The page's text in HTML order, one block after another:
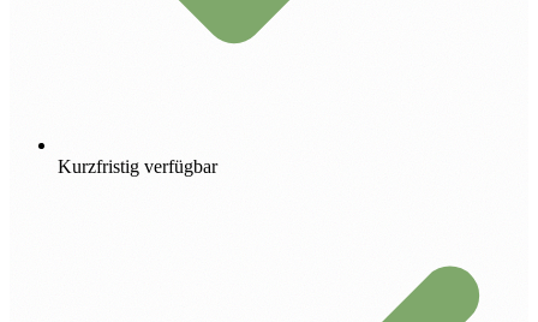
Kurzfristig verfügbar